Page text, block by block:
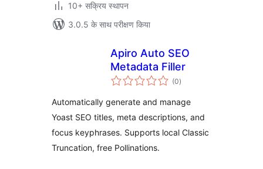
10+ सक्रिय स्थापन
3.0.5 के साथ परीक्षण किया
Apiro Auto SEO
Metadata Filler
(0कुल
दर)
Automatically generate and manage
Yoast SEO titles, meta descriptions, and
focus keyphrases. Supports local Classic
Truncation, free Pollinations.